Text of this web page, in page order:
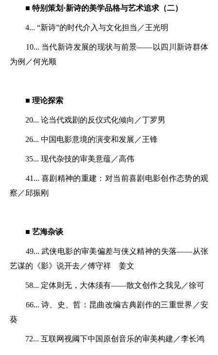
■ 特别策划·新诗的美学品格与艺术追求（二）
4... “新诗”的时代介入与文化担当／王光明
10... 当代新诗发展的现状与前景——以四川新诗群体
为例／何光顺
■ 理论探索
20... 论当代戏剧的反仪式化倾向／丁罗男
26... 中国电影意境的演变和发展／王锋
35... 现代杂技的审美意蕴／高伟
41... 喜剧精神的重建：对当前喜剧电影创作态势的观
察／邱振刚
■ 艺海杂谈
49... 武侠电影的审美偏差与侠义精神的失落——从张
艺谋的《影》说开去／傅守祥 姜文
58... 定体则无，大体须有——散文创作之我见／徐可
66... 诗、史、哲：昆曲改编古典剧作的三重世界／安
葵
72... 互联网视阈下中国原创音乐的审美构建／李长鸿